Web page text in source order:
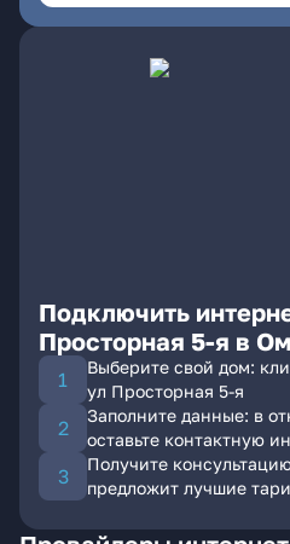
Подключить
Просторная 5-я в
Выберите свой дом:
ул Просторная 5-я
Заполните данные: в
оставьте контактную
Получите
предложит лучшие